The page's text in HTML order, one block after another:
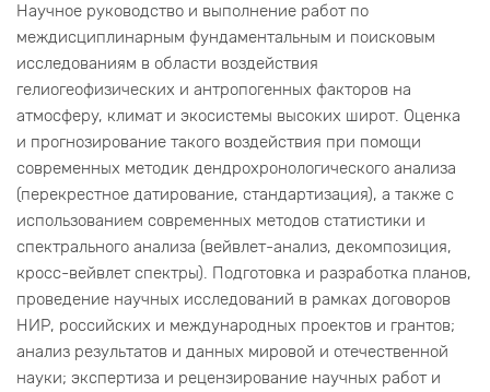
Научное руководство и выполнение работ по
междисциплинарным фундаментальным и поисковым
исследованиям в области воздействия
гелиогеофизических и антропогенных факторов на
атмосферу, климат и экосистемы высоких широт. Оценка
и прогнозирование такого воздействия при помощи
современных методик дендрохронологического анализа
(перекрестное датирование, стандартизация), а также с
использованием современных методов статистики и
спектрального анализа (вейвлет-анализ, декомпозиция,
кросс-вейвлет спектры). Подготовка и разработка планов,
проведение научных исследований в рамках договоров
НИР, российских и международных проектов и грантов;
анализ результатов и данных мировой и отечественной
науки; экспертиза и рецензирование научных работ и